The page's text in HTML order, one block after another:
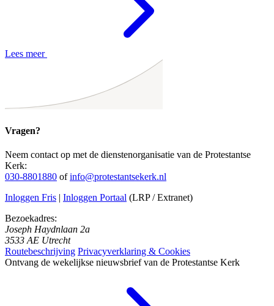
Lees meer
Vragen?
Neem contact op met de dienstenorganisatie van de Protestantse
Kerk:
030-8801880 ofinfo@protestantsekerk.nl
Inloggen Fris | Inloggen Portaal (LRP / Extranet)
Bezoekadres:
Joseph Haydnlaan 2a
3533 AE Utrecht
Routebeschrijving Privacyverklaring & Cookies
Ontvang de wekelijkse nieuwsbrief van de Protestantse Kerk